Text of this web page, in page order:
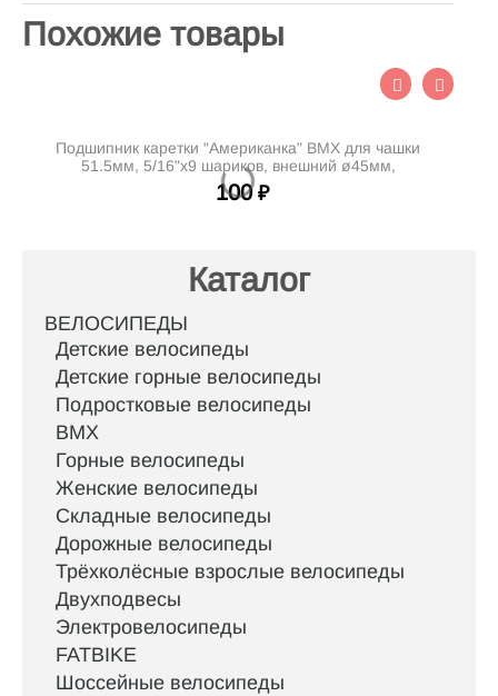
Похожие товары
Подшипник каретки "Американка" BMX для чашки
51.5мм, 5/16"х9 шариков, внешний ø45мм,
внутренний ø32мм
100 ₽
Каталог
ВЕЛОСИПЕДЫ
Детские велосипеды
Детские горные велосипеды
Подростковые велосипеды
BMX
Горные велосипеды
Женские велосипеды
Складные велосипеды
Дорожные велосипеды
Трёхколёсные взрослые велосипеды
Двухподвесы
Электровелосипеды
FATBIKE
Шоссейные велосипеды